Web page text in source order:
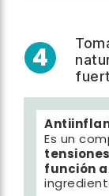
4
Es un
función